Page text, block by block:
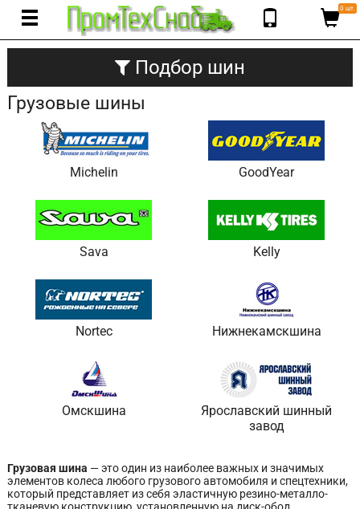
0 шт.
Подбор шин
Грузовые шины
Michelin GoodYear
Sava Kelly
Nortec Нижнекамскшина
Омскшина
Ярославский шинный
завод
Грузовая шина — это один из наиболее важных и значимых
элементов колеса любого грузового автомобиля и спецтехники,
который представляет из себя эластичную резино-металло-